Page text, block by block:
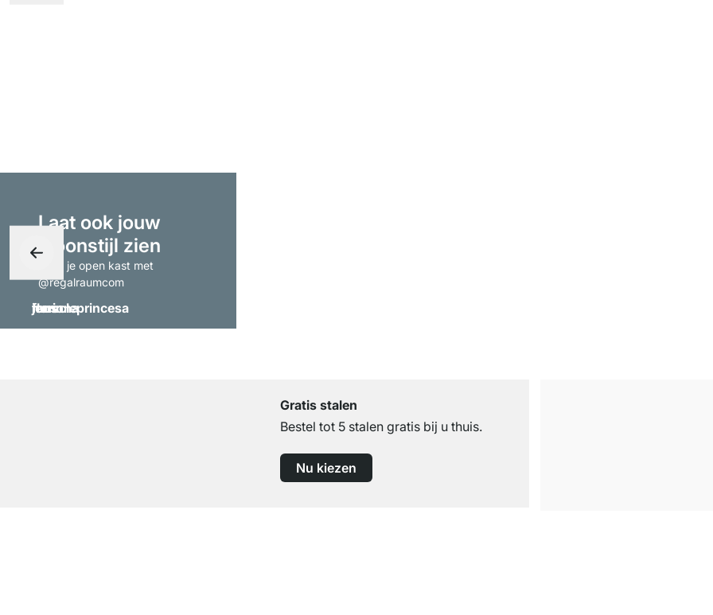
Laat ook jouw
woonstijl zien
- tag je open kast met
@regalraumcom
Gratis stalen
Bestel tot 5 stalen gratis bij u thuis.
Nu kiezen